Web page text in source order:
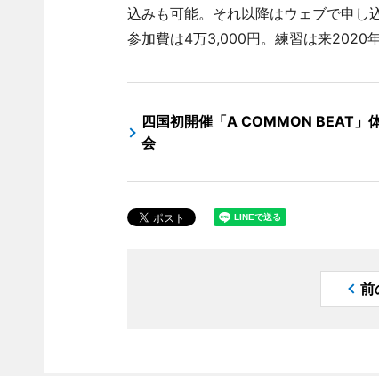
込みも可能。それ以降はウェブで申し
参加費は4万3,000円。練習は来2020
四国初開催「A COMMON BEAT」
会
前